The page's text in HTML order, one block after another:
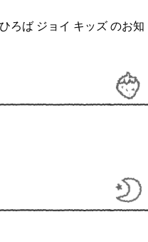
ろば ジョイ キッズ のお知